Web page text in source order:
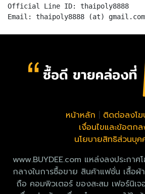
Official Line ID: thaipoly8888
หน้าหลัก
ติดต่อลงโ
เงื่อนไขและข้อตก
นโยบายสิทธิส่วนบุค
www.BUYDEE.com แหล่งลงประกา
กลางในการซื้อขาย สินค้าแฟชั่น เสื้อ
ถือ คอมพิวเตอร์ ของสะสม เฟอร์นิเ